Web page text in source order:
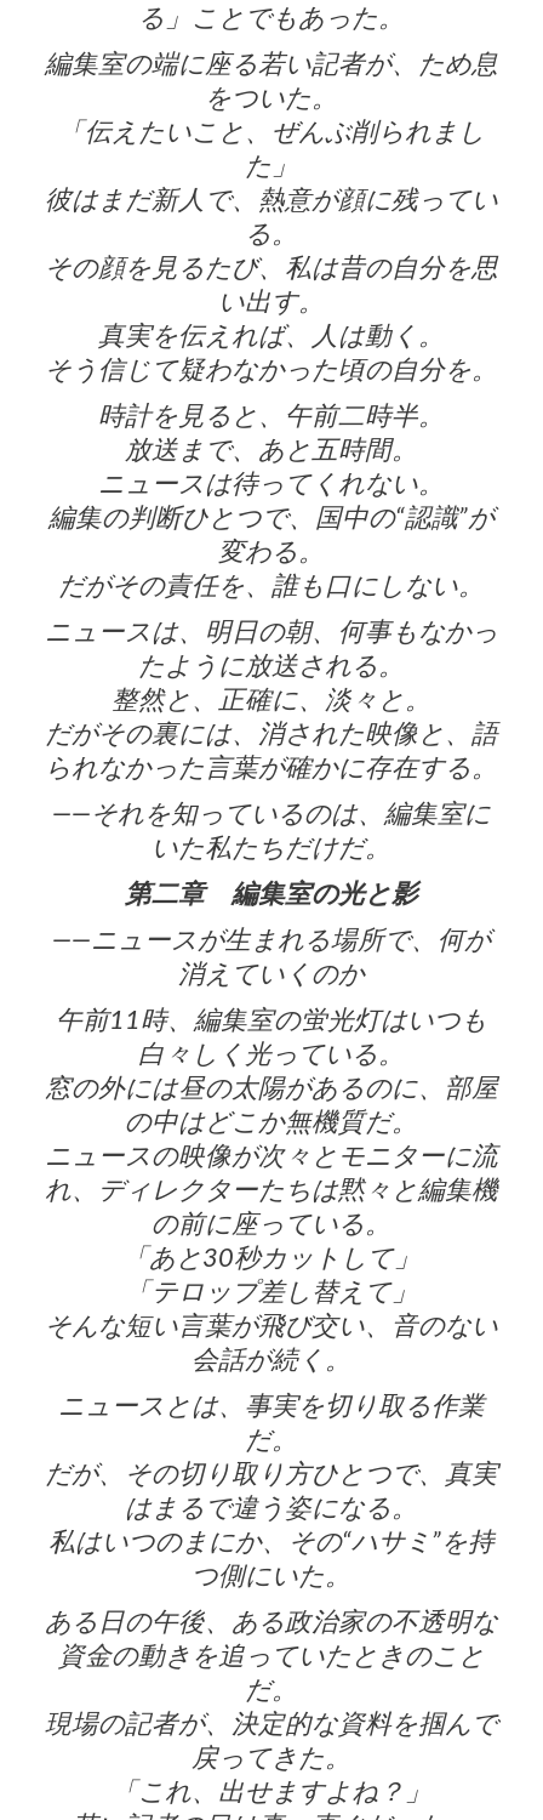
る」ことでもあった。
編集室の端に座る若い記者が、ため息
をついた。
「伝えたいこと、ぜんぶ削られまし
た」
彼はまだ新人で、熱意が顔に残ってい
る。
その顔を見るたび、私は昔の自分を思
い出す。
真実を伝えれば、人は動く。
そう信じて疑わなかった頃の自分を。
時計を見ると、午前二時半。
放送まで、あと五時間。
ニュースは待ってくれない。
編集の判断ひとつで、国中の“認識”が
変わる。
だがその責任を、誰も口にしない。
ニュースは、明日の朝、何事もなかっ
たように放送される。
整然と、正確に、淡々と。
だがその裏には、消された映像と、語
られなかった言葉が確かに存在する。
——それを知っているのは、編集室に
いた私たちだけだ。
第二章 編集室の光と影
――ニュースが生まれる場所で、何が
消えていくのか
午前11時、編集室の蛍光灯はいつも
白々しく光っている。
窓の外には昼の太陽があるのに、部屋
の中はどこか無機質だ。
ニュースの映像が次々とモニターに流
れ、ディレクターたちは黙々と編集機
の前に座っている。
「あと30秒カットして」
「テロップ差し替えて」
そんな短い言葉が飛び交い、音のない
会話が続く。
ニュースとは、事実を切り取る作業
だ。
だが、その切り取り方ひとつで、真実
はまるで違う姿になる。
私はいつのまにか、その“ハサミ”を持
つ側にいた。
ある日の午後、ある政治家の不透明な
資金の動きを追っていたときのこと
だ。
現場の記者が、決定的な資料を掴んで
戻ってきた。
「これ、出せますよね？」